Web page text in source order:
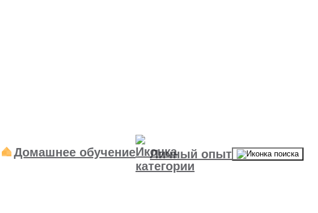
Домашнее обучение Личный опыт